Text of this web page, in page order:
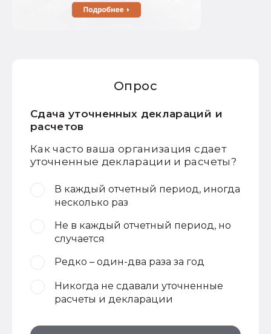
Опрос
Сдача уточненных деклараций и
расчетов
Как часто ваша организация сдает
уточненные декларации и расчеты?
В каждый отчетный период, иногда
несколько раз
Не в каждый отчетный период, но
случается
Редко – один-два раза за год
Никогда не сдавали уточненные
расчеты и декларации